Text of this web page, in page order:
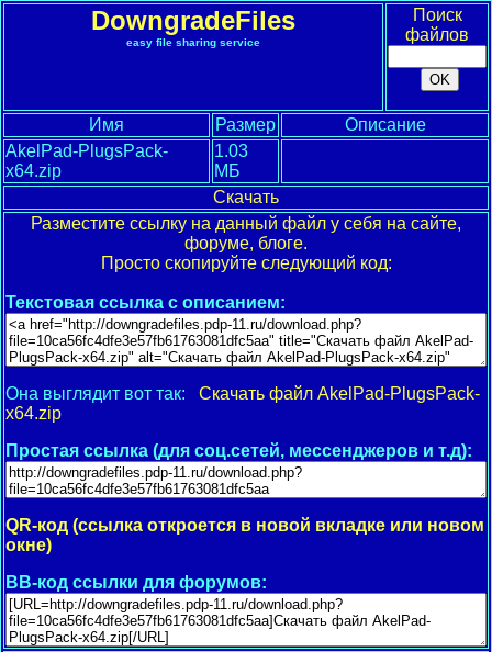
DowngradeFiles
easy file sharing service
Поиск
файлов
Имя Размер
Описание
AkelPad-PlugsPack-
x64.zip
1.03
МБ
Скачать
Разместите ссылку на данный файл у себя на сайте,
форуме, блоге.
Просто скопируйте следующий код:
Текстовая ссылка с описанием:
Она выглядит вот так: Скачать файл AkelPad-PlugsPack-
x64.zip
Простая ссылка (для соц.сетей, мессенджеров и т.д):
QR-код (ссылка откроется в новой вкладке или новом
окне)
BB-код ссылки для форумов: